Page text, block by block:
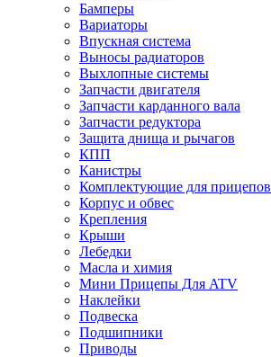
Бамперы
Вариаторы
Впускная система
Выносы радиаторов
Выхлопные системы
Запчасти двигателя
Запчасти карданного вала
Запчасти редуктора
Защита днища и рычагов
КПП
Канистры
Комплектующие для прицепов
Корпус и обвес
Крепления
Крыши
Лебедки
Масла и химия
Мини Прицепы Для ATV
Наклейки
Подвеска
Подшипники
Приводы